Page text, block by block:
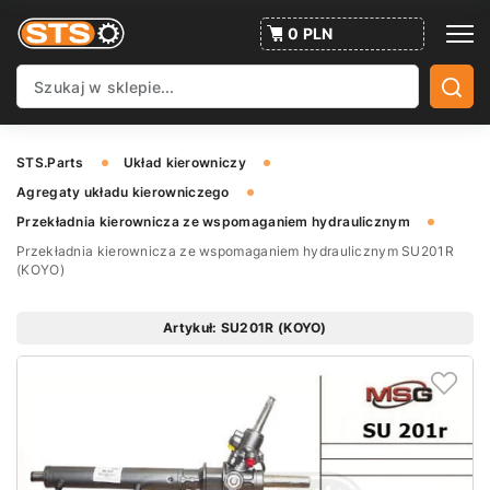
0 PLN
STS.Parts
Układ kierowniczy
Agregaty układu kierowniczego
Przekładnia kierownicza ze wspomaganiem hydraulicznym
Przekładnia kierownicza ze wspomaganiem hydraulicznym SU201R
(KOYO)
Artykuł: SU201R (KOYO)